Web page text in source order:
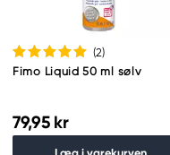
(2)
Fimo Liquid 50 ml sølv
79,95 kr
Læg i varekurven